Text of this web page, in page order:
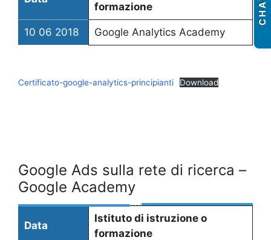
formazione
10 06 2018 Google Analytics Academy
Certificato-google-analytics-principianti Download
Google Ads sulla rete di ricerca –
Google Academy
Data
Istituto di istruzione o
formazione
CHAT